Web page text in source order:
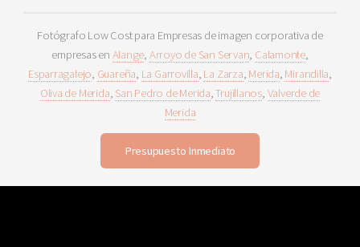
Fotógrafo Low Cost para Empresas de imagen corporativa de
empresas en Alange, Arroyo de San Servan, Calamonte,
Esparragalejo, Guareña, La Garrovilla, La Zarza, Merida, Mirandilla,
Oliva de Merida, San Pedro de Merida,Trujillanos, Valverde de
Merida
Presupuesto Inmediato